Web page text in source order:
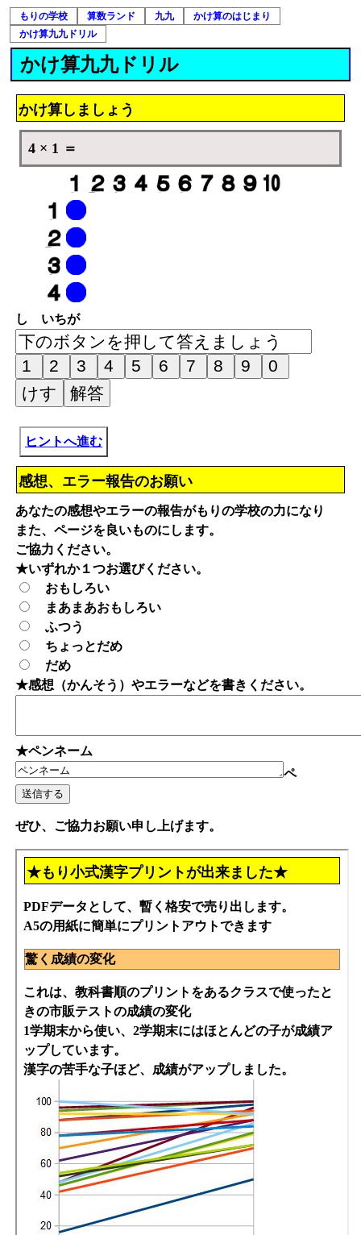
もりの学校 算数ランド 九九
かけ算のはじまり
かけ算九九ドリル
かけ算九九ドリル
かけ算しましょう
4 × 1 ＝
し いちが
ヒントへ進む
感想、エラー報告のお願い
あなたの感想やエラーの報告がもりの学校の力になり
また、ページを良いものにします。
ご協力ください。
★いずれか１つお選びください。
おもしろい
まあまあおもしろい
ふつう
ちょっとだめ
だめ
★感想（かんそう）やエラーなどを書きください。
★ペンネーム
ペ
ぜひ、ご協力お願い申し上げます。